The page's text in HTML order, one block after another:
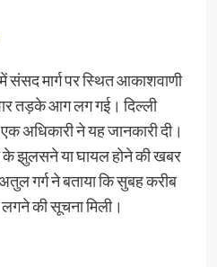
में संसद मार्ग पर स्थित आकाशवाणी
तड़के आग लग गई। दिल्ली
अधिकारी ने यह जानकारी दी।
के झुलसने या घायल होने की खबर
गर्ग ने बताया कि सुबह करीब
की सूचना मिली।